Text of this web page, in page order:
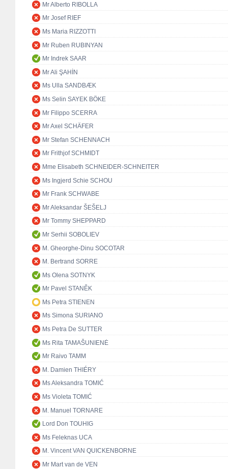
Mr Alberto RIBOLLA
Mr Josef RIEF
Ms Maria RIZZOTTI
Mr Ruben RUBINYAN
Mr Indrek SAAR
Mr Ali ŞAHİN
Ms Ulla SANDBÆK
Ms Selin SAYEK BÖKE
Mr Filippo SCERRA
Mr Axel SCHÄFER
Mr Stefan SCHENNACH
Mr Frithjof SCHMIDT
Mme Elisabeth SCHNEIDER-SCHNEITER
Ms Ingjerd Schie SCHOU
Mr Frank SCHWABE
Mr Aleksandar ŠEŠELJ
Mr Tommy SHEPPARD
Mr Serhii SOBOLIEV
M. Gheorghe-Dinu SOCOTAR
M. Bertrand SORRE
Ms Olena SOTNYK
Mr Pavel STANĚK
Ms Petra STIENEN
Ms Simona SURIANO
Ms Petra De SUTTER
Ms Rita TAMAŠUNIENĖ
Mr Raivo TAMM
M. Damien THIÉRY
Ms Aleksandra TOMIĆ
Ms Violeta TOMIĆ
M. Manuel TORNARE
Lord Don TOUHIG
Ms Feleknas UCA
M. Vincent VAN QUICKENBORNE
Mr Mart van de VEN